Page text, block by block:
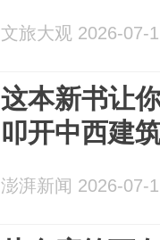
文旅大观 2026-07-
这本新书让
叩开中西建
澎湃新闻 2026-07-